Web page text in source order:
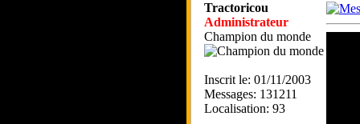
Tractoricou
Administrateur
Champion du monde
Inscrit le: 01/11/2003
Messages: 131211
Localisation: 93